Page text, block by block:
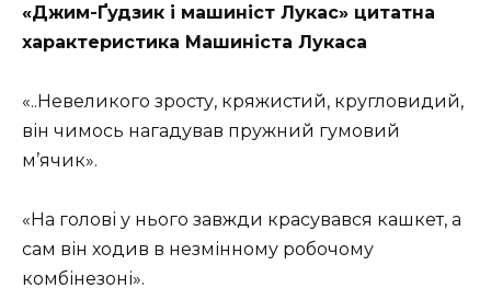
«Джим-Ґудзик і машиніст Лукас» цитатна
характеристика Машиніста Лукаса
«..Невеликого зросту, кряжистий, кругловидий,
він чимось нагадував пружний гумовий
м’ячик».
«На голові у нього завжди красувався кашкет, а
сам він ходив в незмінному робочому
комбінезоні».